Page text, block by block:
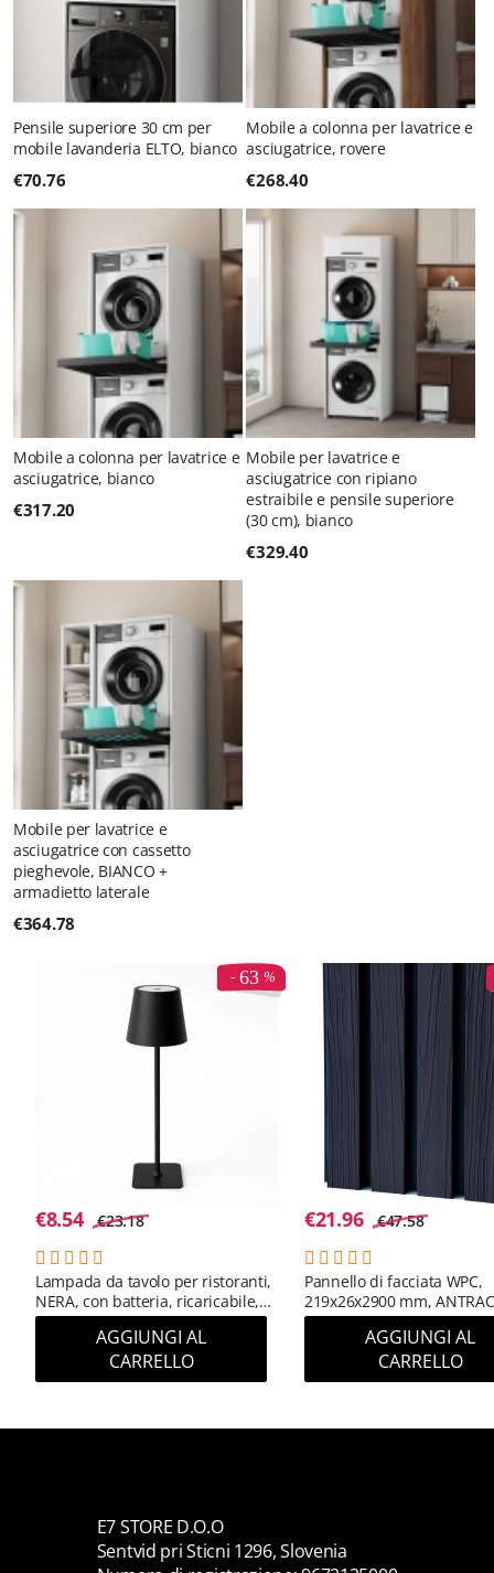
Pensile superiore 30 cm per
mobile lavanderia ELTO, bianco
€70.76
Mobile a colonna per lavatrice e
asciugatrice, rovere
€268.40
Mobile a colonna per lavatrice e
asciugatrice, bianco
€317.20
Mobile per lavatrice e
asciugatrice con ripiano
estraibile e pensile superiore
(30 cm), bianco
€329.40
Mobile per lavatrice e
asciugatrice con cassetto
pieghevole, BIANCO +
armadietto laterale
€364.78
63
€8.54 €23.18
Lampada da tavolo per ristoranti,
NERA, con batteria, ricaricabile,
3600 mAh
AGGIUNGI AL
CARRELLO
€21.96 €47.58
Pannello di facciata WPC,
219x26x2900 mm,
(RAL 7016) (0,63 m²)
AGGIUNGI AL
CARRELLO
E7 STORE D.O.O
Sentvid pri Sticni 1296, Slovenia